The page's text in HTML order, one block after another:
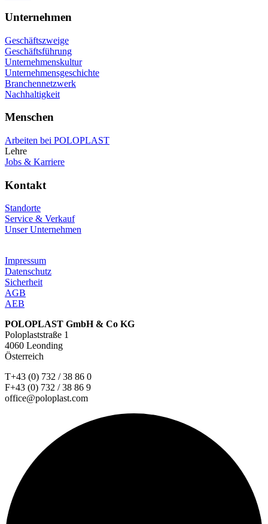
Unternehmen
Geschäftszweige
Geschäftsführung
Unternehmenskultur
Unternehmensgeschichte
Branchennetzwerk
Nachhaltigkeit
Menschen
Arbeiten bei POLOPLAST
Lehre
Jobs & Karriere
Kontakt
Standorte
Service & Verkauf
Unser Unternehmen
Impressum
Datenschutz
Sicherheit
AGB
AEB
POLOPLAST GmbH & Co KG
Poloplaststraße 1
4060 Leonding
Österreich
T+43 (0) 732 / 38 86 0
F+43 (0) 732 / 38 86 9
office@poloplast.com